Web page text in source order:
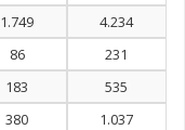
1.749
4.234
86
231
183
535
380
1.037